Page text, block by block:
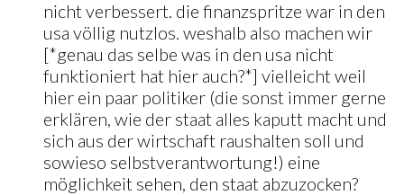
nicht verbessert. die finanzspritze war in den
usa völlig nutzlos. weshalb also machen wir
[*genau das selbe was in den usa nicht
funktioniert hat hier auch?*] vielleicht weil
hier ein paar politiker (die sonst immer gerne
erklären, wie der staat alles kaputt macht und
sich aus der wirtschaft raushalten soll und
sowieso selbstverantwortung!) eine
möglichkeit sehen, den staat abzuzocken?